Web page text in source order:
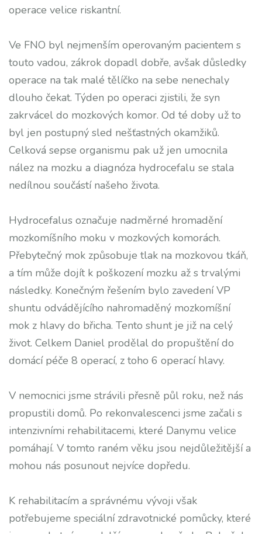
operace velice riskantní.
Ve FNO byl nejmenším operovaným pacientem s
touto vadou, zákrok dopadl dobře, avšak důsledky
operace na tak malé tělíčko na sebe nenechaly
dlouho čekat. Týden po operaci zjistili, že syn
zakrvácel do mozkových komor. Od té doby už to
byl jen postupný sled nešťastných okamžiků.
Celková sepse organismu pak už jen umocnila
nález na mozku a diagnóza hydrocefalu se stala
nedílnou součástí našeho života.
Hydrocefalus označuje nadměrné hromadění
mozkomíšního moku v mozkových komorách.
Přebytečný mok způsobuje tlak na mozkovou tkáň,
a tím může dojít k poškození mozku až s trvalými
následky. Konečným řešením bylo zavedení VP
shuntu odvádějícího nahromaděný mozkomíšní
mok z hlavy do břicha. Tento shunt je již na celý
život. Celkem Daniel prodělal do propuštění do
domácí péče 8 operací, z toho 6 operací hlavy.
V nemocnici jsme strávili přesně půl roku, než nás
propustili domů. Po rekonvalescenci jsme začali s
intenzivními rehabilitacemi, které Danymu velice
pomáhají. V tomto raném věku jsou nejdůležitější a
mohou nás posunout nejvíce dopředu.
K rehabilitacím a správnému vývoji však
potřebujeme speciální zdravotnické pomůcky, které